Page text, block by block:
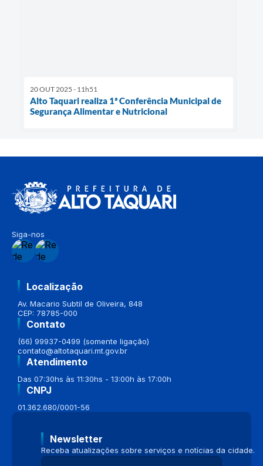
20 OUT 2025 - 11h51
Alto Taquari realiza 1ª Conferência Municipal de
Segurança Alimentar e Nutricional
Siga-nos
Localização
Av. Macario Subtil de Oliveira, 848
CEP: 78785-000
Contato
(66) 99937-0499 (somente ligação)
contato@altotaquari.mt.gov.br
Atendimento
Das 07:30hs às 11:30hs - 13:00h às 17:00h
CNPJ
01.362.680/0001-56
Newsletter
Receba atualizações sobre serviços e notícias da cidade.